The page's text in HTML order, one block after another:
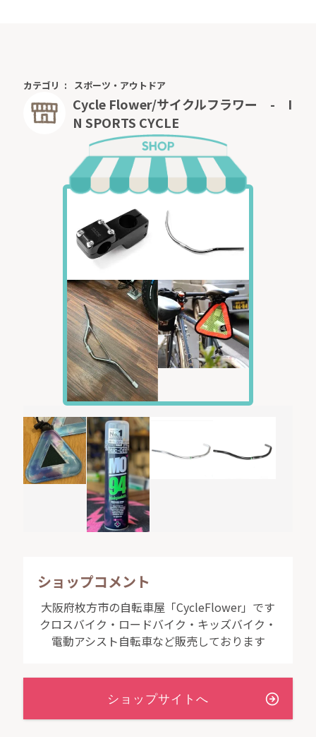
カテゴリ スポーツ・アウトドア
Cycle Flower/サイクルフラワー - I
N SPORTS CYCLE
ショップコメント
大阪府枚方市の自転車屋「CycleFlower」です
クロスバイク・ロードバイク・キッズバイク・
電動アシスト自転車など販売しております